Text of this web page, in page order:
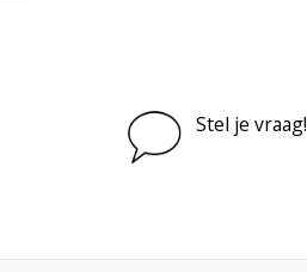
Stel je vraag!